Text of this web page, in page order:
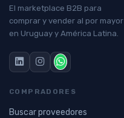
El marketplace B2B para
comprar y vender al por mayor
en Uruguay y América Latina.
COMPRADORES
Buscar proveedores